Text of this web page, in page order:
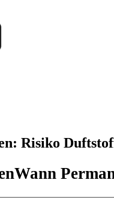
Risiko
Wann